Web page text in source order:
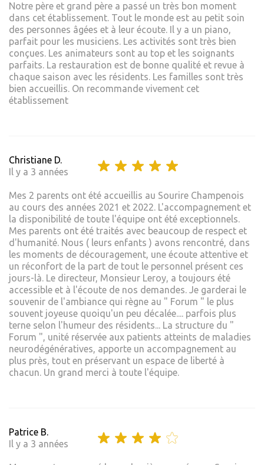
Notre père et grand père a passé un très bon moment
dans cet établissement. Tout le monde est au petit soin
des personnes âgées et à leur écoute. Il y a un piano,
parfait pour les musiciens. Les activités sont très bien
conçues. Les animateurs sont au top et les soignants
parfaits. La restauration est de bonne qualité et revue à
chaque saison avec les résidents. Les familles sont très
bien accueillis. On recommande vivement cet
établissement
Christiane D.
Il y a 3 années
Mes 2 parents ont été accueillis au Sourire Champenois
au cours des années 2021 et 2022. L'accompagnement et
la disponibilité de toute l'équipe ont été exceptionnels.
Mes parents ont été traités avec beaucoup de respect et
d'humanité. Nous ( leurs enfants ) avons rencontré, dans
les moments de découragement, une écoute attentive et
un réconfort de la part de tout le personnel présent ces
jours-là. Le directeur, Monsieur Leroy, a toujours été
accessible et à l'écoute de nos demandes. Je garderai le
souvenir de l'ambiance qui règne au " Forum " le plus
souvent joyeuse quoiqu'un peu décalée.... parfois plus
terne selon l'humeur des résidents... La structure du "
Forum ", unité réservée aux patients atteints de maladies
neurodégénératives, apporte un accompagnement au
plus près, tout en préservant un espace de liberté à
chacun. Un grand merci à toute l'équipe.
Patrice B.
Il y a 3 années